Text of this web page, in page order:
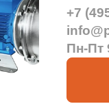
+7
Пн-Пт